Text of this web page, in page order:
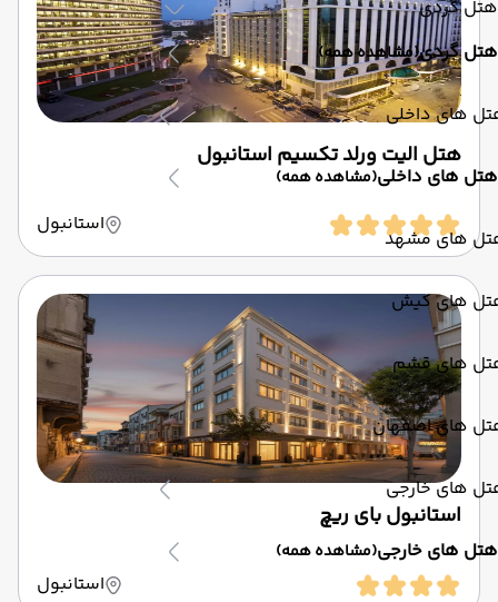
هتل گردی
هتل گردی(مشاهده همه)
های داخلی
هتل های داخلی(مشاهده همه)
های مشهد
های کیش
های قشم
های اصفهان
های خارجی
هتل های خارجی(مشاهده همه)
هتل الیت ورلد تکسیم استانبول
استانبول
استانبول بای ریچ
استانبول